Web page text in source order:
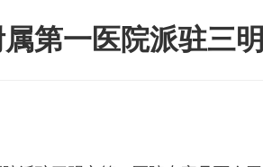
第一医院派驻三